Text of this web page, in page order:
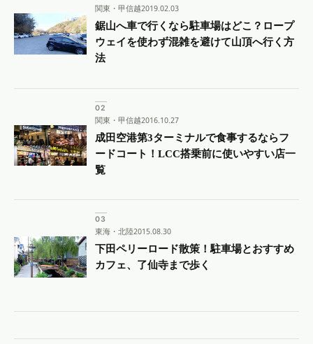
関東・甲信越2019.02.03
鋸山へ車で行くなら駐車場はどこ？ロープ
ウェイを使わず混雑を避けて山頂へ行く方
法
関東・甲信越2016.10.27
成田空港第3ターミナルで食事するならフ
ードコート！LCC搭乗前に使いやすい店一
覧
東海・北陸2015.08.30
下田ペリーロード散策！駐車場とおすすめ
カフェ、了仙寺まで歩く